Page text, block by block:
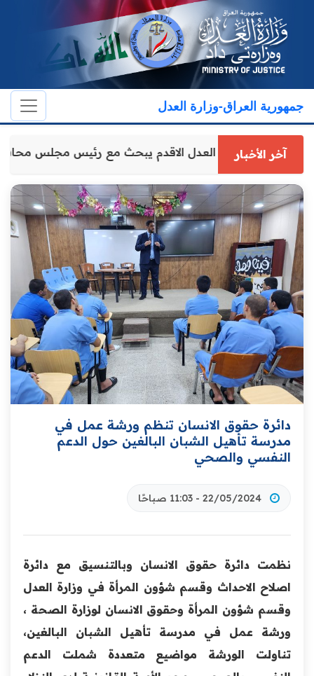
جمهورية العراق-وزارة العدل
آخر الأخباروكيل وزارة العدل الاقدم يبحث مع رئيس مجلس
دائرة حقوق الانسان تنظم ورشة عمل في
مدرسة تأهيل الشبان البالغين حول الدعم
النفسي والصحي
22/05/2024 - 11:03 صباحًا
نظمت دائرة حقوق الانسان وبالتنسيق مع دائرة
اصلاح الاحداث وقسم شؤون المرأة في وزارة العدل
وقسم شؤون المرأة وحقوق الانسان لوزارة الصحة ،
ورشة عمل في مدرسة تأهيل الشبان البالغين،
تناولت الورشة مواضيع متعددة شملت الدعم